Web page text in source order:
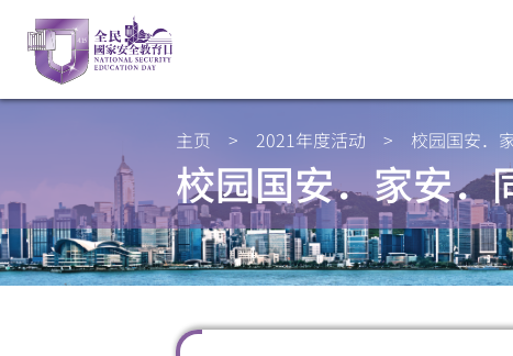
主页 > 2021年度活动 > 校园国安．
校园国安．家安．